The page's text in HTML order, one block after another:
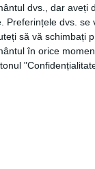
dvs., dar aveți
Preferințele dvs. se
să vă schimbați
în orice
În același
teatru, nu
ele. Școlile ar
deloc scumpe
întregi la